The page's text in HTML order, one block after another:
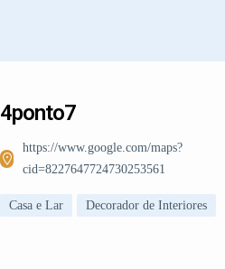
4ponto7
https://www.google.com/maps?
cid=8227647724730253561
Casa e Lar Decorador de Interiores